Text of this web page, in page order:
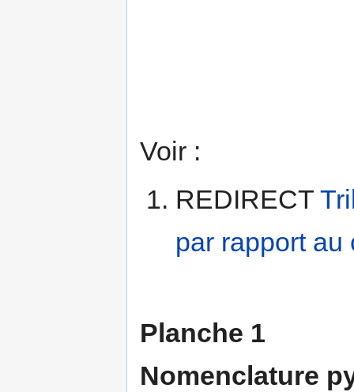
Voir :
REDIRECT
par rapport au
Planche 1
Nomenclature